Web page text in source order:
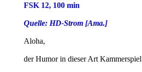
FSK 12, 100 min
Quelle: HD-Strom [Ama.]
Aloha,
der Humor in dieser Art